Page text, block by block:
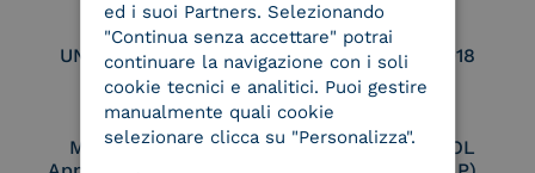
UNI EN ISO 27017 UNI EN ISO 27018
Membro Adobe
Certified PEPPOL
ed i suoi Partners. Selezionando
"Continua senza accettare" potrai
continuare la navigazione con i soli
cookie tecnici e analitici. Puoi gestire
manualmente quali cookie
selezionare clicca su "Personalizza".